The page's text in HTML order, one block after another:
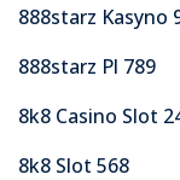
888starz Kasyno
888starz Pl 789
8k8 Casino Slot
8k8 Slot 568